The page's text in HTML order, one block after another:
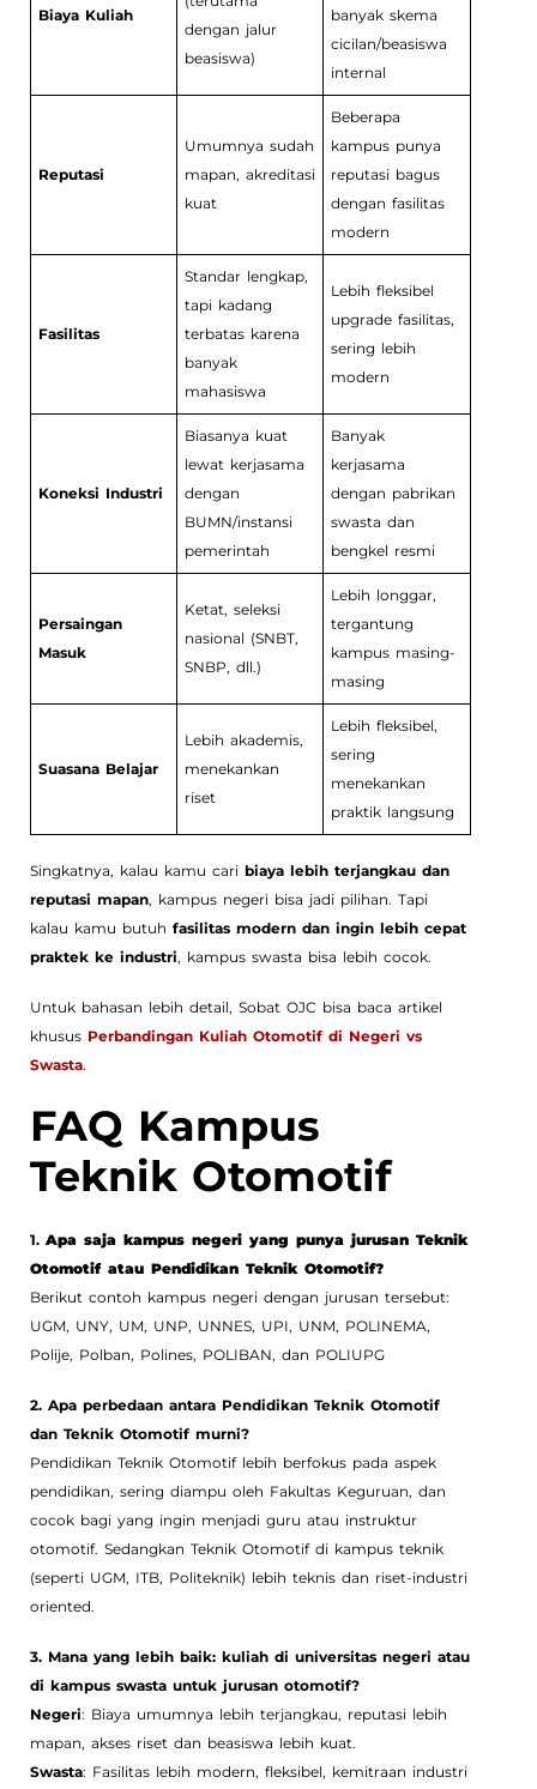
Biaya Kuliah
dengan jalur
beasiswa)
banyak skema
cicilan/beasiswa
internal
Reputasi
Umumnya sudah
mapan, akreditasi
kuat
Beberapa
kampus punya
reputasi bagus
dengan fasilitas
modern
Fasilitas
Standar lengkap,
tapi kadang
terbatas karena
banyak
mahasiswa
Lebih fleksibel
upgrade fasilitas,
sering lebih
modern
Koneksi Industri
Biasanya kuat
lewat kerjasama
dengan
BUMN/instansi
pemerintah
Banyak
kerjasama
dengan pabrikan
swasta dan
bengkel resmi
Persaingan
Masuk
Ketat, seleksi
nasional (SNBT,
SNBP, dll.)
Lebih longgar,
tergantung
kampus masing-
masing
Suasana Belajar
Lebih akademis,
menekankan
riset
Lebih fleksibel,
sering
menekankan
praktik langsung
Singkatnya, kalau kamu cari biaya lebih terjangkau dan
reputasi mapan, kampus negeri bisa jadi pilihan. Tapi
kalau kamu butuh fasilitas modern dan ingin lebih cepat
praktek ke industri, kampus swasta bisa lebih cocok.
Untuk bahasan lebih detail, Sobat OJC bisa baca artikel
khusus Perbandingan Kuliah Otomotif di Negeri vs
Swasta.
FAQ Kampus
Teknik Otomotif
1. Apa saja kampus negeri yang punya jurusan Teknik
Otomotif atau Pendidikan Teknik Otomotif?
Berikut contoh kampus negeri dengan jurusan tersebut:
UGM, UNY, UM, UNP, UNNES, UPI, UNM, POLINEMA,
Polije, Polban, Polines, POLIBAN, dan POLIUPG
2. Apa perbedaan antara Pendidikan Teknik Otomotif
dan Teknik Otomotif murni?
Pendidikan Teknik Otomotif lebih berfokus pada aspek
pendidikan, sering diampu oleh Fakultas Keguruan, dan
cocok bagi yang ingin menjadi guru atau instruktur
otomotif. Sedangkan Teknik Otomotif di kampus teknik
(seperti UGM, ITB, Politeknik) lebih teknis dan riset-industri
oriented.
3. Mana yang lebih baik: kuliah di universitas negeri atau
di kampus swasta untuk jurusan otomotif?
Negeri: Biaya umumnya lebih terjangkau, reputasi lebih
mapan, akses riset dan beasiswa lebih kuat.
Swasta: Fasilitas lebih modern, fleksibel, kemitraan industri